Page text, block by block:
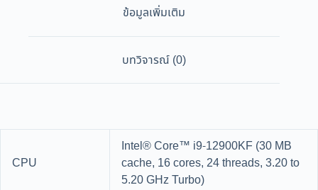
ข้อมูลเพิ่มเติม
บทวิจารณ์ (0)
CPU
Intel® Core™ i9-12900KF (30 MB
cache, 16 cores, 24 threads, 3.20 to
5.20 GHz Turbo)